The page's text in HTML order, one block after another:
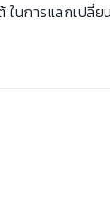
นการแลกเปลี่ย